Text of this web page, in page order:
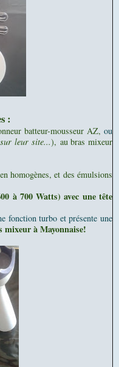
:
batteur-mousseur AZ, ou
leur site...), au bras mixeur
homogènes, et des émulsions
à 700 Watts) avec une tête
fonction turbo et présente une
à Mayonnaise!